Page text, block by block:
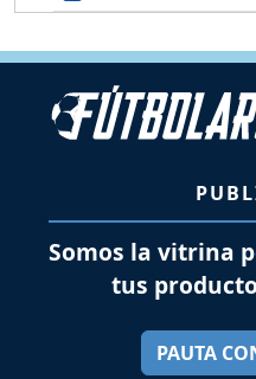
Somos la vitrina
tus
PAUTA